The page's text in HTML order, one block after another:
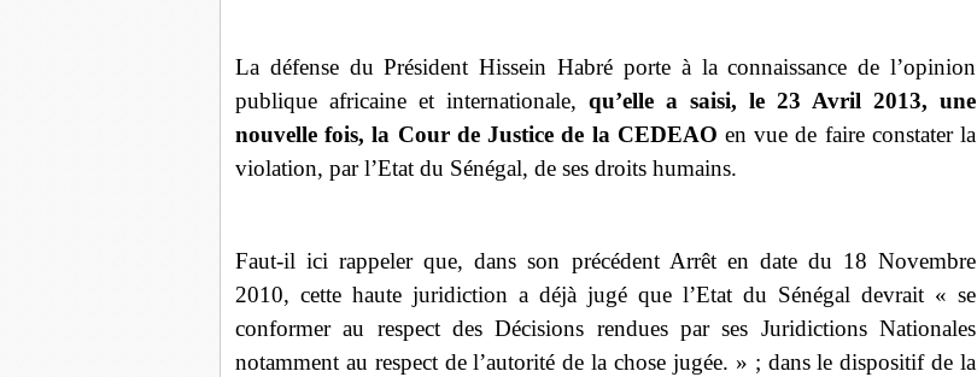
La défense du Président Hissein Habré porte à la connaissance de l’opinion
publique africaine et internationale, qu’elle a saisi, le 23 Avril 2013, une
nouvelle fois, la Cour de Justice de la CEDEAO en vue de faire constater la
violation, par l’Etat du Sénégal, de ses droits humains.
Faut-il ici rappeler que, dans son précédent Arrêt en date du 18 Novembre
2010, cette haute juridiction a déjà jugé que l’Etat du Sénégal devrait « se
conformer au respect des Décisions rendues par ses Juridictions Nationales
notamment au respect de l’autorité de la chose jugée. » ; dans le dispositif de la